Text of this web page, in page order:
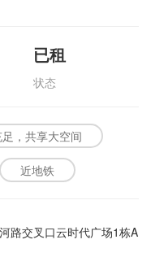
已租
状态
，共享大空间
近地铁
路交叉口云时代广场1栋A